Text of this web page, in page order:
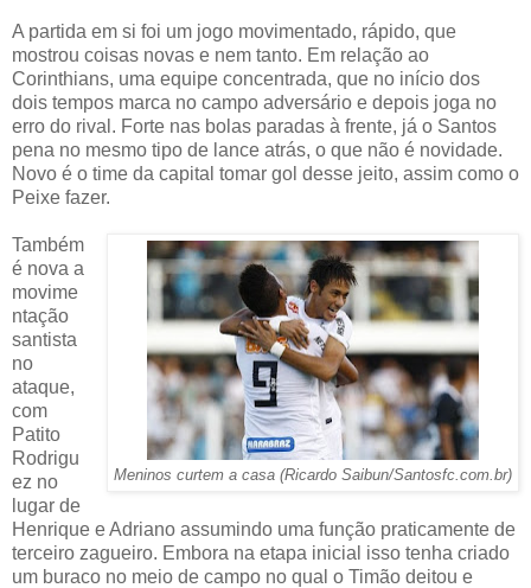
A partida em si foi um jogo movimentado, rápido, que
mostrou coisas novas e nem tanto. Em relação ao
Corinthians, uma equipe concentrada, que no início dos
dois tempos marca no campo adversário e depois joga no
erro do rival. Forte nas bolas paradas à frente, já o Santos
pena no mesmo tipo de lance atrás, o que não é novidade.
Novo é o time da capital tomar gol desse jeito, assim como o
Peixe fazer.
Meninos curtem a casa (Ricardo Saibun/Santosfc.com.br)
Também
é nova a
movime
ntação
santista
no
ataque,
com
Patito
Rodrigu
ez no
lugar de
Henrique e Adriano assumindo uma função praticamente de
terceiro zagueiro. Embora na etapa inicial isso tenha criado
um buraco no meio de campo no qual o Timão deitou e